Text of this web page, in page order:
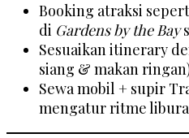
Booking atraksi
di Gardens by the Bay
Sesuaikan itinerary
siang & makan
Sewa mobil + supir
mengatur ritme